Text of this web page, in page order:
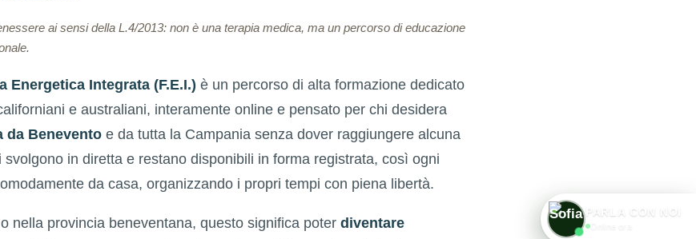
ai sensi della L.4/2013: non è una terapia medica, ma un percorso di educazione
Energetica Integrata (F.E.I.) è un percorso di alta formazione dedicato
e australiani, interamente online e pensato per chi desidera
da Benevento e da tutta la Campania senza dover raggiungere alcuna
in diretta e restano disponibili in forma registrata, così ogni
da casa, organizzando i propri tempi con piena libertà.
nella provincia beneventana, questo significa poter diventare
PARLA CON NOI
Online ora